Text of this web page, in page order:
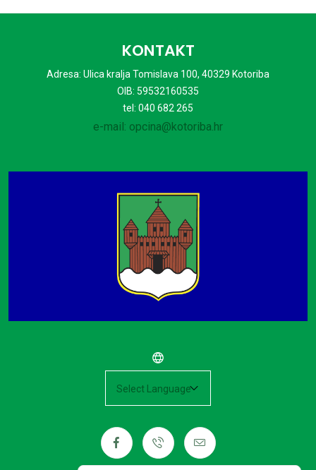
KONTAKT
Adresa: Ulica kralja Tomislava 100, 40329 Kotoriba
OIB: 59532160535
tel: 040 682 265
e-mail: opcina@kotoriba.hr